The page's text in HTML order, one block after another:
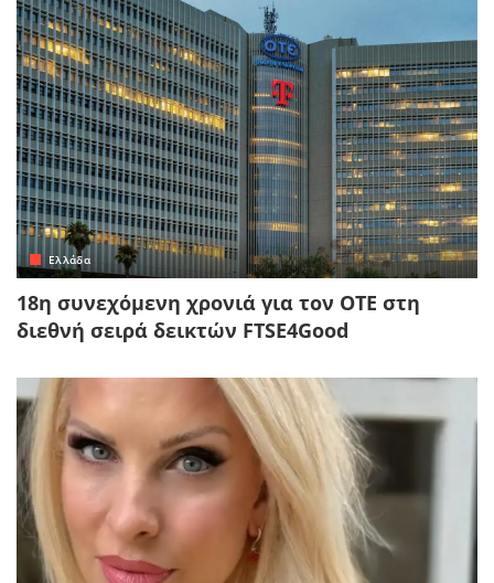
Ελλάδα
18η συνεχόμενη χρονιά για τον ΟΤΕ στη
διεθνή σειρά δεικτών FTSE4Good